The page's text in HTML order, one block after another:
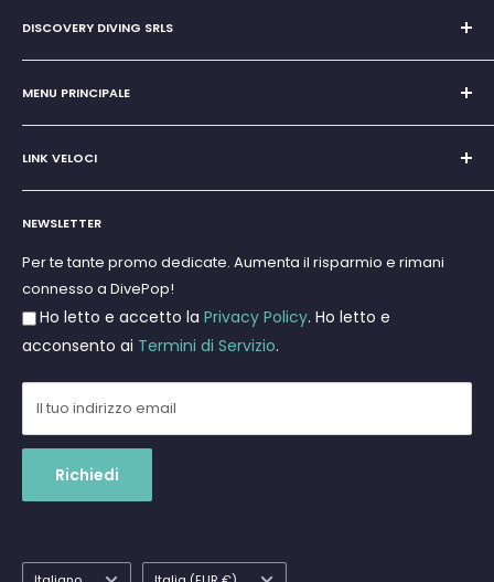
DISCOVERY DIVING SRLS
Unipersonale di Giovanni Chiera di Vasco
San Teodoro, Marina di Puntaldia 07052
MENU PRINCIPALE
Home
Super Promo
Marchi
Subacquea
Apnea e Spearfishing
Gift Cards
LINK VELOCI
Cerca
Termini e Condizioni
Privacy Policy
Resi e Rimborsi
Spedizioni
NEWSLETTER
Per te tante promo dedicate. Aumenta il risparmio e rimani
connesso a DivePop!
Ho letto e accetto la Privacy Policy. Ho letto e
acconsento ai Termini di Servizio.
Il tuo indirizzo email
Richiedi
Lingua Paese